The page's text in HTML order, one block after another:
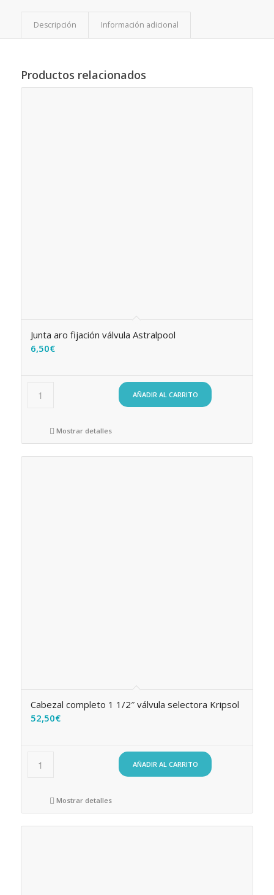
Descripción Información adicional
Productos relacionados
Junta aro fijación válvula Astralpool
6,50€
AÑADIR AL CARRITO
Mostrar detalles
Cabezal completo 1 1/2″ válvula selectora Kripsol
52,50€
AÑADIR AL CARRITO
Mostrar detalles